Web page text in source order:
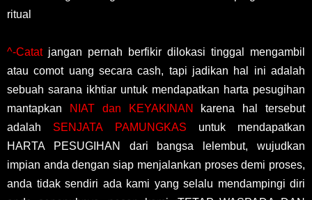
ritual
^-Catatjangan pernah berfikir dilokasi tinggal mengambil
atau comot uang secara cash, tapi jadikan hal ini adalah
sebuah sarana ikhtiar untuk mendapatkan harta pesugihan
mantapkan
NIAT dan KEYAKINAN
karena hal tersebut
adalah SENJATA PAMUNGKAS untuk mendapatkan
HARTA PESUGIHAN dari bangsa lelembut, wujudkan
impian anda dengan siap menjalankan proses demi proses,
anda tidak sendiri ada kami yang selalu mendampingi diri